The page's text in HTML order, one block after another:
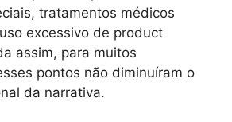
tratamentos médicos
excessivo de product
assim, para muitos
pontos não diminuíram o
da narrativa.